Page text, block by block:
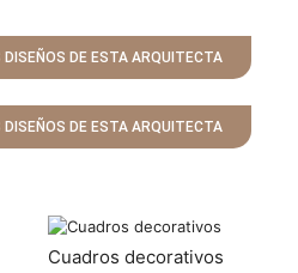
DISEÑOS DE ESTA ARQUITECTA
DISEÑOS DE ESTA ARQUITECTA
Cuadros decorativos